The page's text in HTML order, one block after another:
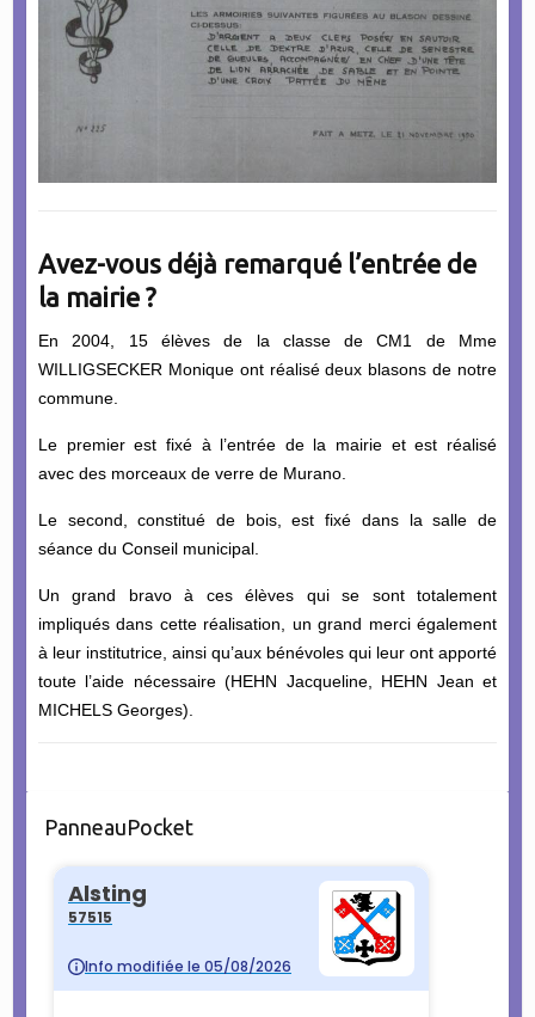
Avez-vous déjà remarqué l’entrée de
la mairie ?
En 2004, 15 élèves de la classe de CM1 de Mme
WILLIGSECKER Monique ont réalisé deux blasons de notre
commune.
Le premier est fixé à l’entrée de la mairie et est réalisé
avec des morceaux de verre de Murano.
Le second, constitué de bois, est fixé dans la salle de
séance du Conseil municipal.
Un grand bravo à ces élèves qui se sont totalement
impliqués dans cette réalisation, un grand merci également
à leur institutrice, ainsi qu’aux bénévoles qui leur ont apporté
toute l’aide nécessaire (HEHN Jacqueline, HEHN Jean et
MICHELS Georges).
PanneauPocket